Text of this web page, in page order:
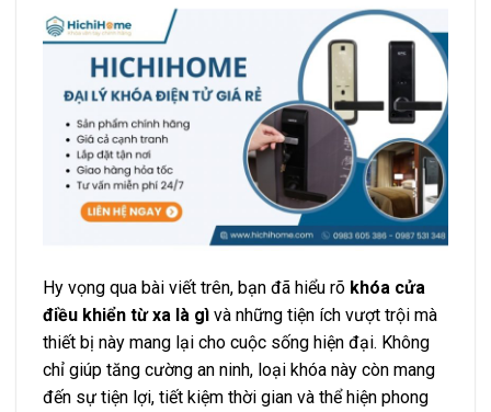
Hy vọng qua bài viết trên, bạn đã hiểu rõ khóa cửa
điều khiển từ xa là gì và những tiện ích vượt trội mà
thiết bị này mang lại cho cuộc sống hiện đại. Không
chỉ giúp tăng cường an ninh, loại khóa này còn mang
đến sự tiện lợi, tiết kiệm thời gian và thể hiện phong